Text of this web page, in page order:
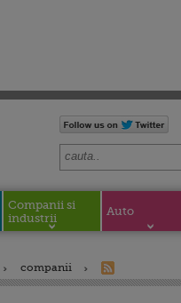
Companii si
industrii
Auto
companii